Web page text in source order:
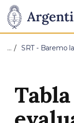
Presidencia
de
Nación
Pasar al
… SRT - Baremo